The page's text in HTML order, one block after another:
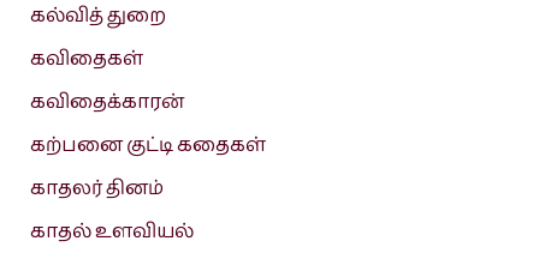
கல்வித் துறை
கவிதைகள்
கவிதைக்காரன்
கற்பனை குட்டி கதைகள்
காதலர் தினம்
காதல் உளவியல்